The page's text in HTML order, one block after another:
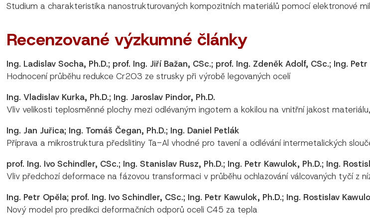
Studium a charakteristika nanostrukturovaných kompozitních materiálů pomocí elektronové
Recenzované výzkumné články
Ing. Ladislav Socha, Ph.D.; prof. Ing. Jiří Bažan, CSc.; prof. Ing. Zdeněk Adolf, CSc.; Ing. Petr
Hodnocení průběhu redukce Cr2O3 ze strusky při výrobě legovaných ocelí
Ing. Vladislav Kurka, Ph.D.; Ing. Jaroslav Pindor, Ph.D.
Vliv velikosti teplosměnné plochy mezi odlévaným ingotem a kokilou na vnitřní jakost
Ing. Jan Juřica; Ing. Tomáš Čegan, Ph.D.; Ing. Daniel Petlák
Příprava a mikrostruktura předslitiny Ta-Al vhodné pro tavení a odlévání intermetalických
prof. Ing. Ivo Schindler, CSc.; Ing. Stanislav Rusz, Ph.D.; Ing. Petr Kawulok, Ph.D.; Ing.
Vliv předchozí deformace na fázovou transformaci v průběhu ochlazování válcovaných tyčí z
Ing. Petr Opěla; prof. Ing. Ivo Schindler, CSc.; Ing. Petr Kawulok, Ph.D.; Ing. Rostislav
Nový model pro predikci deformačních odporů oceli C45 za tepla